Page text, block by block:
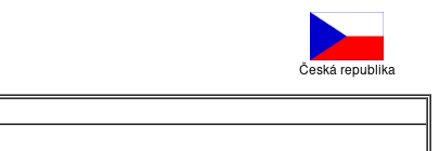
Česká republika